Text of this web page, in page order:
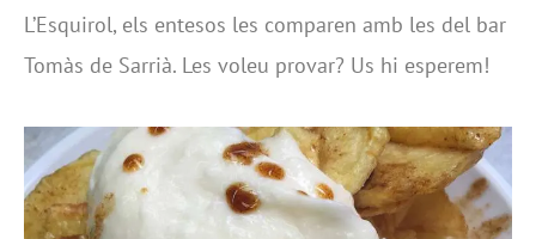
L’Esquirol, els entesos les comparen amb les del bar
Tomàs de Sarrià. Les voleu provar? Us hi esperem!